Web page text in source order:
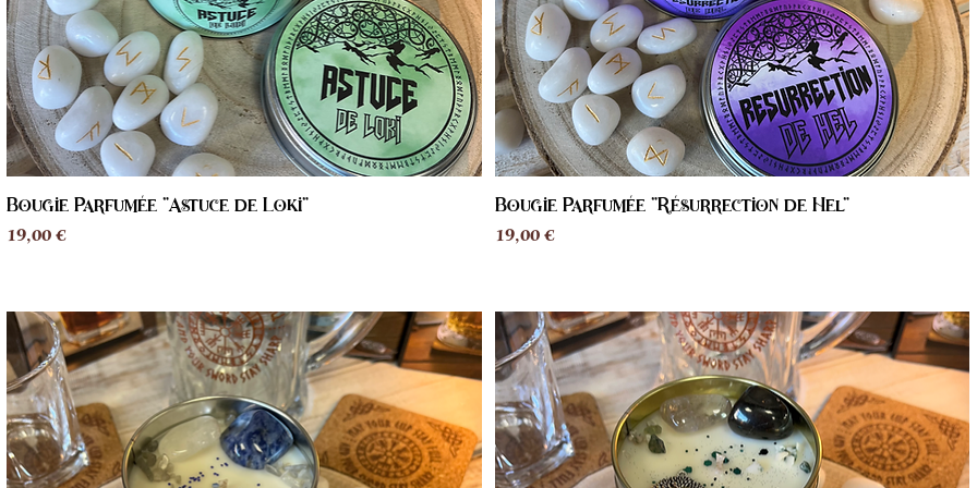
Aperçu rapide
Bougie Parfumée "Astuce de Loki"
Prix
19,00 €
Aperçu rapide
Bougie Parfumée "Résurrection de Hel"
Prix
19,00 €